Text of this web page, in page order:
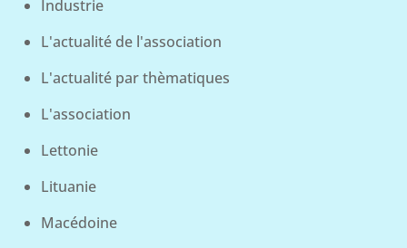
Industrie
L'actualité de l'association
L'actualité par thèmatiques
L'association
Lettonie
Lituanie
Macédoine